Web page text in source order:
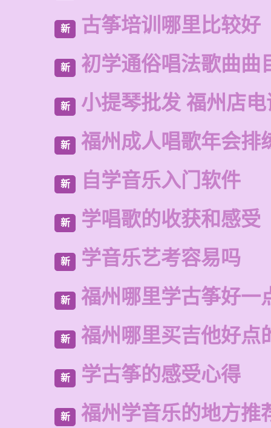
新 古筝培训哪里比较好
新 初学通俗唱法歌曲曲
新 小提琴批发 福州店
新 福州成人唱歌年会排
新 自学音乐入门软件
新 学唱歌的收获和感受
新 学音乐艺考容易吗
新 福州哪里学古筝好一
新 福州哪里买吉他好点
新 学古筝的感受心得
新 福州学音乐的地方推